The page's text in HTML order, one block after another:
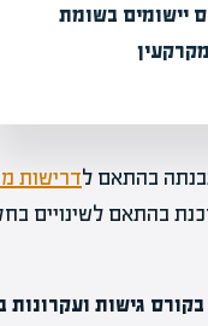
יישומים בשומת
מקרקעין
בהתאם לדרישות
בהתאם לשינויים
בקורס גישות